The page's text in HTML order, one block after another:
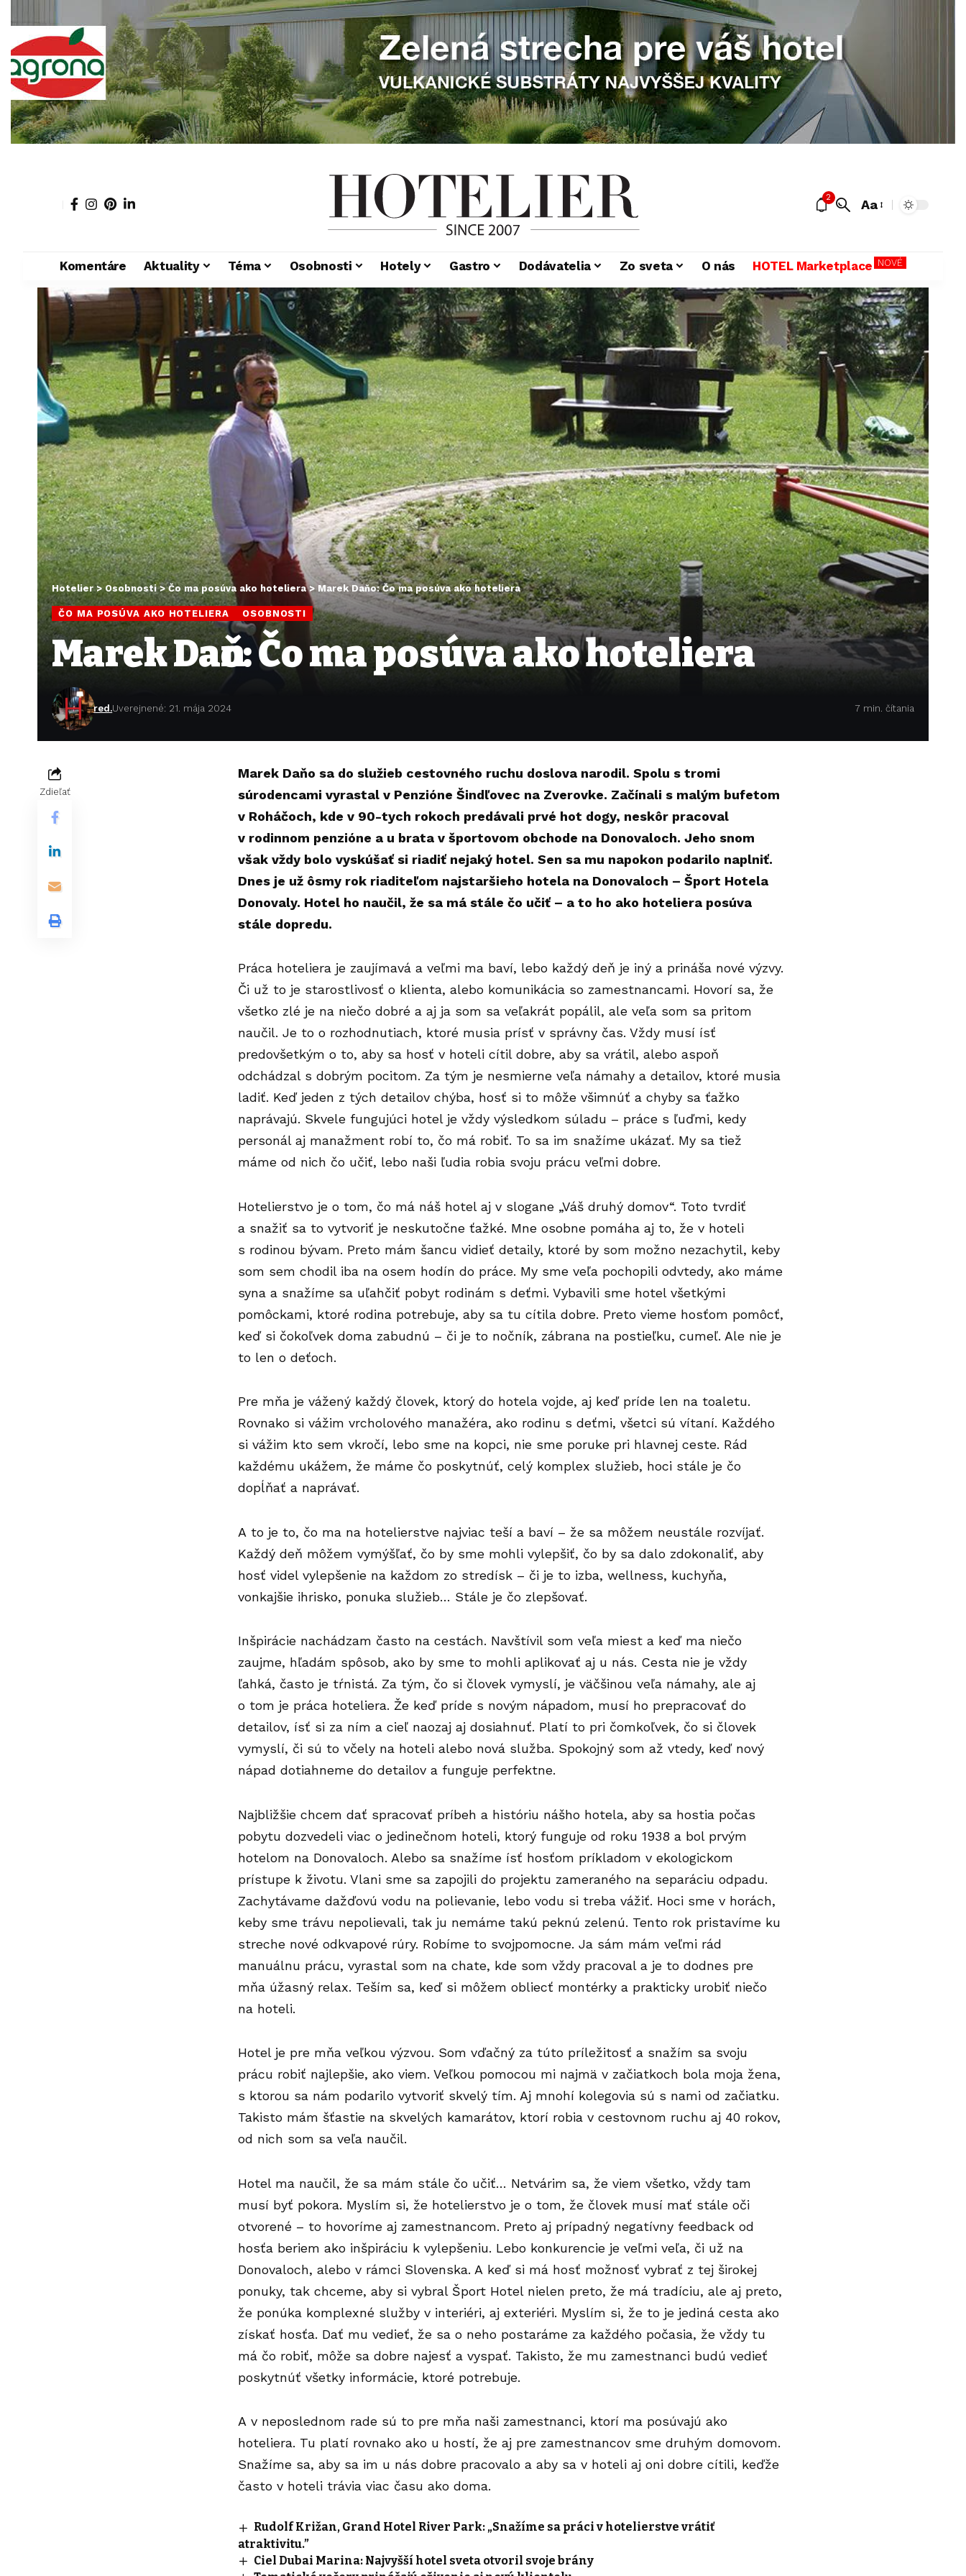
2 Aa
Komentáre Aktuality Téma Osobnosti Hotely Gastro Dodávatelia Zo sveta O nás HOTEL Marketplace NOVÉ
Hotelier> Osobnosti>Čo ma posúva ako hoteliera>Marek Daňo: Čo ma posúva ako hoteliera
ČO MA POSÚVA AKO HOTELIERA OSOBNOSTI
Marek Daňo: Čo ma posúva ako hoteliera
red.Uverejnené: 21. mája 2024 7 min. čítania
Zdieľať
Marek Daňo sa do služieb cestovného ruchu doslova narodil. Spolu s tromi
súrodencami vyrastal v Penzióne Šindľovec na Zverovke. Začínali s malým bufetom
v Roháčoch, kde v 90-tych rokoch predávali prvé hot dogy, neskôr pracoval
v rodinnom penzióne a u brata v športovom obchode na Donovaloch. Jeho snom
však vždy bolo vyskúšať si riadiť nejaký hotel. Sen sa mu napokon podarilo naplniť.
Dnes je už ôsmy rok riaditeľom najstaršieho hotela na Donovaloch – Šport Hotela
Donovaly. Hotel ho naučil, že sa má stále čo učiť – a to ho ako hoteliera posúva
stále dopredu.
Práca hoteliera je zaujímavá a veľmi ma baví, lebo každý deň je iný a prináša nové výzvy.
Či už to je starostlivosť o klienta, alebo komunikácia so zamestnancami. Hovorí sa, že
všetko zlé je na niečo dobré a aj ja som sa veľakrát popálil, ale veľa som sa pritom
naučil. Je to o rozhodnutiach, ktoré musia prísť v správny čas. Vždy musí ísť
predovšetkým o to, aby sa hosť v hoteli cítil dobre, aby sa vrátil, alebo aspoň
odchádzal s dobrým pocitom. Za tým je nesmierne veľa námahy a detailov, ktoré musia
ladiť. Keď jeden z tých detailov chýba, hosť si to môže všimnúť a chyby sa ťažko
naprávajú. Skvele fungujúci hotel je vždy výsledkom súladu – práce s ľuďmi, kedy
personál aj manažment robí to, čo má robiť. To sa im snažíme ukázať. My sa tiež
máme od nich čo učiť, lebo naši ľudia robia svoju prácu veľmi dobre.
Hotelierstvo je o tom, čo má náš hotel aj v slogane „Váš druhý domov“. Toto tvrdiť
a snažiť sa to vytvoriť je neskutočne ťažké. Mne osobne pomáha aj to, že v hoteli
s rodinou bývam. Preto mám šancu vidieť detaily, ktoré by som možno nezachytil, keby
som sem chodil iba na osem hodín do práce. My sme veľa pochopili odvtedy, ako máme
syna a snažíme sa uľahčiť pobyt rodinám s deťmi. Vybavili sme hotel všetkými
pomôckami, ktoré rodina potrebuje, aby sa tu cítila dobre. Preto vieme hosťom pomôcť,
keď si čokoľvek doma zabudnú – či je to nočník, zábrana na postieľku, cumeľ. Ale nie je
to len o deťoch.
Pre mňa je vážený každý človek, ktorý do hotela vojde, aj keď príde len na toaletu.
Rovnako si vážim vrcholového manažéra, ako rodinu s deťmi, všetci sú vítaní. Každého
si vážim kto sem vkročí, lebo sme na kopci, nie sme poruke pri hlavnej ceste. Rád
každému ukážem, že máme čo poskytnúť, celý komplex služieb, hoci stále je čo
dopĺňať a naprávať.
A to je to, čo ma na hotelierstve najviac teší a baví – že sa môžem neustále rozvíjať.
Každý deň môžem vymýšľať, čo by sme mohli vylepšiť, čo by sa dalo zdokonaliť, aby
hosť videl vylepšenie na každom zo stredísk – či je to izba, wellness, kuchyňa,
vonkajšie ihrisko, ponuka služieb… Stále je čo zlepšovať.
Inšpirácie nachádzam často na cestách. Navštívil som veľa miest a keď ma niečo
zaujme, hľadám spôsob, ako by sme to mohli aplikovať aj u nás. Cesta nie je vždy
ľahká, často je tŕnistá. Za tým, čo si človek vymyslí, je väčšinou veľa námahy, ale aj
o tom je práca hoteliera. Že keď príde s novým nápadom, musí ho prepracovať do
detailov, ísť si za ním a cieľ naozaj aj dosiahnuť. Platí to pri čomkoľvek, čo si človek
vymyslí, či sú to včely na hoteli alebo nová služba. Spokojný som až vtedy, keď nový
nápad dotiahneme do detailov a funguje perfektne.
Najbližšie chcem dať spracovať príbeh a históriu nášho hotela, aby sa hostia počas
pobytu dozvedeli viac o jedinečnom hoteli, ktorý funguje od roku 1938 a bol prvým
hotelom na Donovaloch. Alebo sa snažíme ísť hosťom príkladom v ekologickom
prístupe k životu. Vlani sme sa zapojili do projektu zameraného na separáciu odpadu.
Zachytávame dažďovú vodu na polievanie, lebo vodu si treba vážiť. Hoci sme v horách,
keby sme trávu nepolievali, tak ju nemáme takú peknú zelenú. Tento rok pristavíme ku
streche nové odkvapové rúry. Robíme to svojpomocne. Ja sám mám veľmi rád
manuálnu prácu, vyrastal som na chate, kde som vždy pracoval a je to dodnes pre
mňa úžasný relax. Teším sa, keď si môžem obliecť montérky a prakticky urobiť niečo
na hoteli.
Hotel je pre mňa veľkou výzvou. Som vďačný za túto príležitosť a snažím sa svoju
prácu robiť najlepšie, ako viem. Veľkou pomocou mi najmä v začiatkoch bola moja žena,
s ktorou sa nám podarilo vytvoriť skvelý tím. Aj mnohí kolegovia sú s nami od začiatku.
Takisto mám šťastie na skvelých kamarátov, ktorí robia v cestovnom ruchu aj 40 rokov,
od nich som sa veľa naučil.
Hotel ma naučil, že sa mám stále čo učiť… Netvárim sa, že viem všetko, vždy tam
musí byť pokora. Myslím si, že hotelierstvo je o tom, že človek musí mať stále oči
otvorené – to hovoríme aj zamestnancom. Preto aj prípadný negatívny feedback od
hosťa beriem ako inšpiráciu k vylepšeniu. Lebo konkurencie je veľmi veľa, či už na
Donovaloch, alebo v rámci Slovenska. A keď si má hosť možnosť vybrať z tej širokej
ponuky, tak chceme, aby si vybral Šport Hotel nielen preto, že má tradíciu, ale aj preto,
že ponúka komplexné služby v interiéri, aj exteriéri. Myslím si, že to je jediná cesta ako
získať hosťa. Dať mu vedieť, že sa o neho postaráme za každého počasia, že vždy tu
má čo robiť, môže sa dobre najesť a vyspať. Takisto, že mu zamestnanci budú vedieť
poskytnúť všetky informácie, ktoré potrebuje.
A v neposlednom rade sú to pre mňa naši zamestnanci, ktorí ma posúvajú ako
hoteliera. Tu platí rovnako ako u hostí, že aj pre zamestnancov sme druhým domovom.
Snažíme sa, aby sa im u nás dobre pracovalo a aby sa v hoteli aj oni dobre cítili, keďže
často v hoteli trávia viac času ako doma.
Rudolf Križan, Grand Hotel River Park: „Snažíme sa práci v hotelierstve vrátiť
atraktivitu.”
Ciel Dubai Marina: Najvyšší hotel sveta otvoril svoje brány